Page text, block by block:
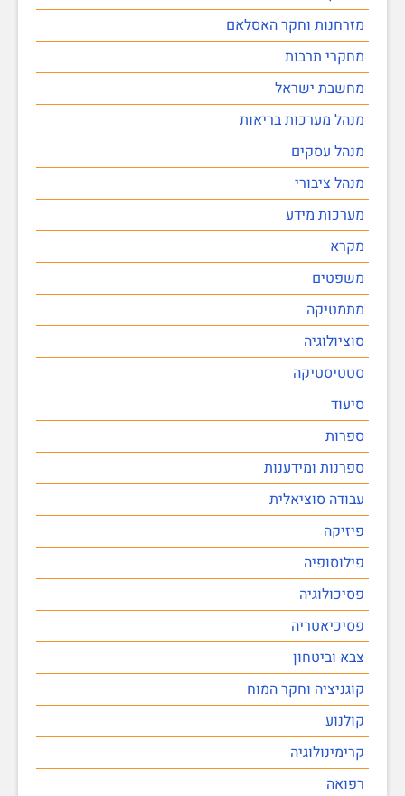
מזרחנות וחקר האסלאם
מחקרי תרבות
מחשבת ישראל
מנהל מערכות בריאות
מנהל עסקים
מנהל ציבורי
מערכות מידע
מקרא
משפטים
מתמטיקה
סוציולוגיה
סטטיסטיקה
סיעוד
ספרות
ספרנות ומידענות
עבודה סוציאלית
פיזיקה
פילוסופיה
פסיכולוגיה
פסיכיאטריה
צבא וביטחון
קוגניציה וחקר המוח
קולנוע
קרימינולוגיה
רפואה